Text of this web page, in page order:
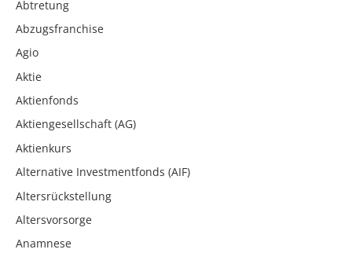
Abtretung
Abzugsfranchise
Agio
Aktie
Aktienfonds
Aktiengesellschaft (AG)
Aktienkurs
Alternative Investmentfonds (AIF)
Altersrückstellung
Altersvorsorge
Anamnese